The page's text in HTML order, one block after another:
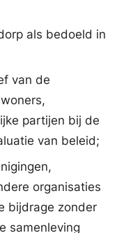
als bedoeld in
van de
partijen bij de
van beleid;
organisaties
bijdrage zonder
samenleving